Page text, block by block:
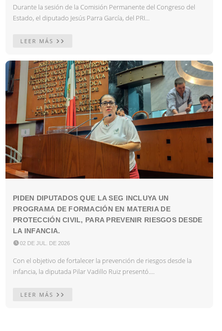
Durante la sesión de la Comisión Permanente del Congreso del
Estado, el diputado Jesús Parra García, del PRI...
LEER MÁS
PIDEN DIPUTADOS QUE LA SEG INCLUYA UN
PROGRAMA DE FORMACIÓN EN MATERIA DE
PROTECCIÓN CIVIL, PARA PREVENIR RIESGOS DESDE
LA INFANCIA.
02 DE JUL. DE 2026
Con el objetivo de fortalecer la prevención de riesgos desde la
infancia, la diputada Pilar Vadillo Ruiz presentó....
LEER MÁS